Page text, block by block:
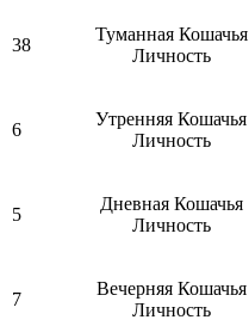
38
Туманная Кошачья
Личность
6
Утренняя Кошачья
Личность
5
Дневная Кошачья
Личность
7
Вечерняя Кошачья
Личность